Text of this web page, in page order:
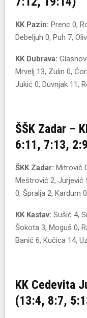
KK Pazin: Prenc 0,
Debeljuh 0, Puh 7,
KK Dubrava:
Mrvelj 13, Zulin 0,
Jukić 0, Duvnjak 11,
ŠŠK Zadar –
6:11, 7:13,
ŠKK Zadar: Mitrović
Meštrović 2, Jurjević
0, Špralja 2, Kardum
KK Kastav: Sušić 4,
Šokota 3, Moguš 0,
Banić 6, Kučica 14,
KK Cedevita
(13:4, 8:7,